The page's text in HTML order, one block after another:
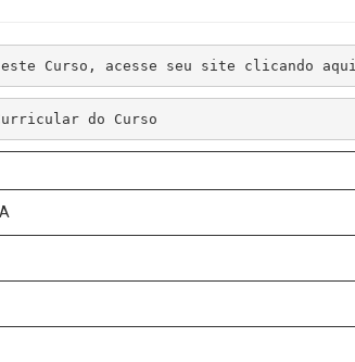
Curso, acesse seu site clicando aqui
do Curso